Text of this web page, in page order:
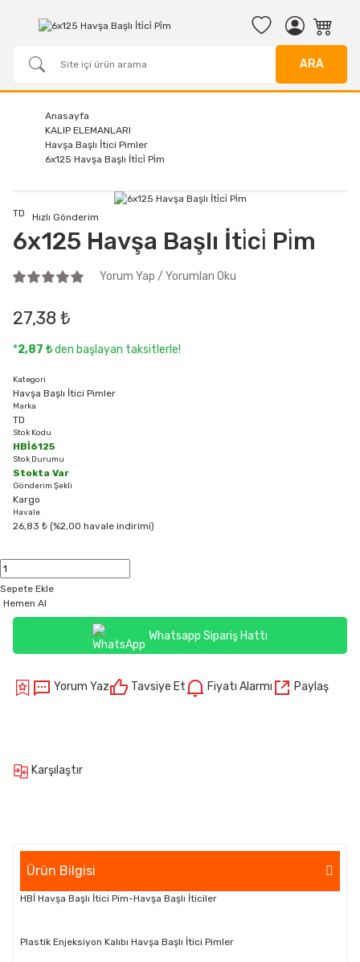
ARA
Anasayfa
KALIP ELEMANLARI
Havşa Başlı İtici Pimler
6x125 Havşa Başlı İti̇ci̇ Pi̇m
Hızlı Gönderim
TD
6x125 Havşa Başlı İti̇ci̇ Pi̇m
Yorum Yap / Yorumları Oku
27,38 ₺
*2,87 ₺den başlayan taksitlerle!
Kategori
Havşa Başlı İtici Pimler
Marka
TD
Stok Kodu
HBİ6125
Stok Durumu
Stokta Var
Gönderim Şekli
Kargo
Havale
26,83 ₺ (%2,00 havale indirimi)
Sepete Ekle
Hemen Al
Whatsapp Sipariş Hattı
Yorum Yaz Tavsiye Et Fiyatı Alarmı Paylaş
Karşılaştır
Ürün Bilgisi
HBİ Havşa Başlı İtici Pim-Havşa Başlı İticiler
Plastik Enjeksiyon Kalıbı Havşa Başlı İtici Pimler